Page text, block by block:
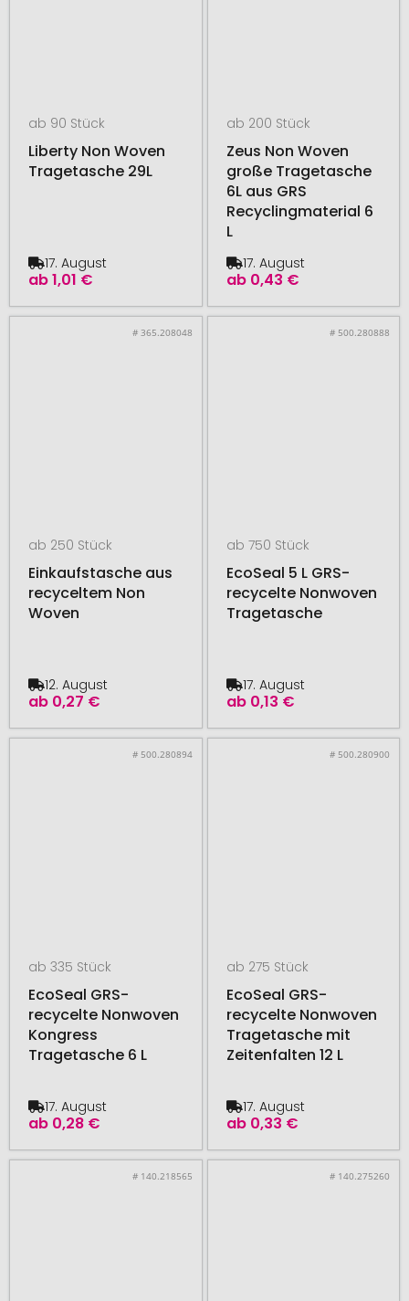
ab 90 Stück
Liberty Non Woven
Tragetasche 29L
ab1,01 €
17. August
ab 200 Stück
Zeus Non Woven
große Tragetasche
6L aus GRS
Recyclingmaterial 6
L
ab 0,43 €
17. August
# 365.208048
ab 250 Stück
Einkaufstasche aus
recyceltem Non
Woven
ab 0,27 €
12. August
# 500.280888
ab 750 Stück
EcoSeal 5 L GRS-
recycelte Nonwoven
Tragetasche
ab 0,13 €
17. August
# 500.280894
ab 335 Stück
EcoSeal GRS-
recycelte Nonwoven
Kongress
Tragetasche 6 L
ab 0,28 €
17. August
# 500.280900
ab 275 Stück
EcoSeal GRS-
recycelte Nonwoven
Tragetasche mit
Zeitenfalten 12 L
ab 0,33 €
17. August
# 140.218565 # 140.275260